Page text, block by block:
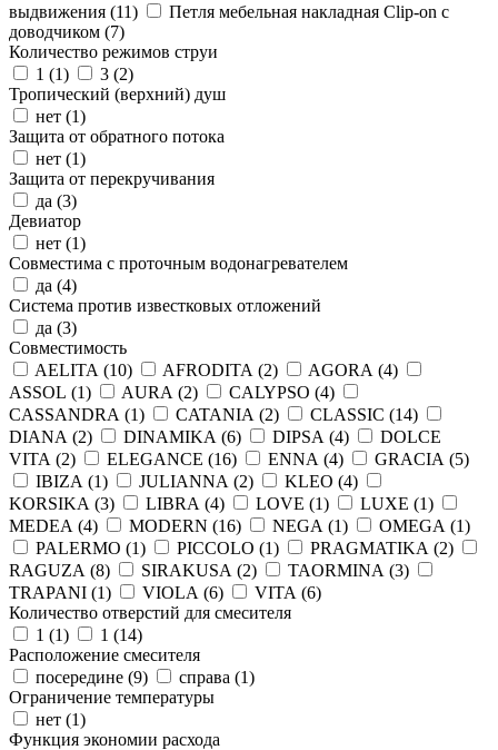
выдвижения (11)
Петля мебельная накладная Clip-on с
доводчиком (7)
Количество режимов струи
1 (1) 3 (2)
Тропический (верхний) душ
нет (1)
Защита от обратного потока
нет (1)
Защита от перекручивания
да (3)
Девиатор
нет (1)
Совместима с проточным водонагревателем
да (4)
Система против известковых отложений
да (3)
Совместимость
AELITA (10) AFRODITA (2) AGORA (4)
ASSOL (1) AURA (2) CALYPSO (4)
CASSANDRA (1) CATANIA (2) CLASSIC (14)
DIANA (2) DINAMIKA (6) DIPSA (4)
DOLCE
VITA (2) ELEGANCE (16) ENNA (4) GRACIA (5)
IBIZA (1) JULIANNA (2) KLEO (4)
KORSIKA (3) LIBRA (4) LOVE (1) LUXE (1)
MEDEA (4) MODERN (16) NEGA (1) OMEGA (1)
PALERMO (1) PICCOLO (1) PRAGMATIKA (2)
RAGUZA (8) SIRAKUSA (2) TAORMINA (3)
TRAPANI (1) VIOLA (6) VITA (6)
Количество отверстий для смесителя
1 (1) 1 (14)
Расположение смесителя
посередине (9) справа (1)
Ограничение температуры
нет (1)
Функция экономии расхода